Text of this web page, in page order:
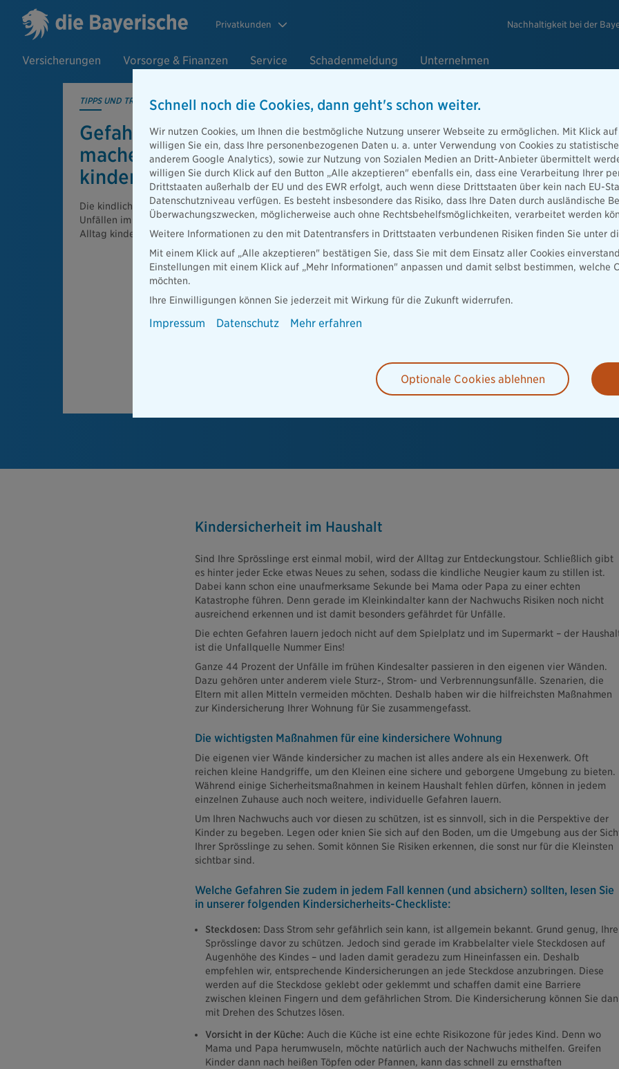
Privatkunden Nachhaltigkeit bei der
Versicherungen Vorsorge & Finanzen Service Schadenmeldung Unternehmen
TIPPS UND TRICKS
Gefahr für die Kleinen: So
machen Sie Ihren Haushalt
kindersicher.
Die kindliche Neugier führt oft zu gefährlichen Situationen und
Unfällen im eigenen Haushalt. Hier erfahren Sie, wie Sie Ihren
Alltag kindersicher gestalten.
Kindersicherheit im Haushalt
Sind Ihre Sprösslinge erst einmal mobil, wird der Alltag zur Entdeckungstour. Schließlich gibt
es hinter jeder Ecke etwas Neues zu sehen, sodass die kindliche Neugier kaum zu stillen ist.
Dabei kann schon eine unaufmerksame Sekunde bei Mama oder Papa zu einer echten
Katastrophe führen. Denn gerade im Kleinkindalter kann der Nachwuchs Risiken noch nicht
ausreichend erkennen und ist damit besonders gefährdet für Unfälle.
Die echten Gefahren lauern jedoch nicht auf dem Spielplatz und im Supermarkt – der
ist die Unfallquelle Nummer Eins!
Ganze 44 Prozent der Unfälle im frühen Kindesalter passieren in den eigenen vier Wänden.
Dazu gehören unter anderem viele Sturz-, Strom- und Verbrennungsunfälle. Szenarien, die
Eltern mit allen Mitteln vermeiden möchten. Deshalb haben wir die hilfreichsten Maßnahmen
zur Kindersicherung Ihrer Wohnung für Sie zusammengefasst.
Die wichtigsten Maßnahmen für eine kindersichere Wohnung
Die eigenen vier Wände kindersicher zu machen ist alles andere als ein Hexenwerk. Oft
reichen kleine Handgriffe, um den Kleinen eine sichere und geborgene Umgebung zu bieten.
Während einige Sicherheitsmaßnahmen in keinem Haushalt fehlen dürfen, können in jedem
einzelnen Zuhause auch noch weitere, individuelle Gefahren lauern.
Um Ihren Nachwuchs auch vor diesen zu schützen, ist es sinnvoll, sich in die Perspektive der
Kinder zu begeben. Legen oder knien Sie sich auf den Boden, um die Umgebung aus der
Ihrer Sprösslinge zu sehen. Somit können Sie Risiken erkennen, die sonst nur für die Kleinsten
sichtbar sind.
Welche Gefahren Sie zudem in jedem Fall kennen (und absichern) sollten, lesen Sie
in unserer folgenden Kindersicherheits-Checkliste:
Steckdosen: Dass Strom sehr gefährlich sein kann, ist allgemein bekannt. Grund genug, Ihre
Sprösslinge davor zu schützen. Jedoch sind gerade im Krabbelalter viele Steckdosen auf
Augenhöhe des Kindes – und laden damit geradezu zum Hineinfassen ein. Deshalb
empfehlen wir, entsprechende Kindersicherungen an jede Steckdose anzubringen. Diese
werden auf die Steckdose geklebt oder geklemmt und schaffen damit eine Barriere
zwischen kleinen Fingern und dem gefährlichen Strom. Die Kindersicherung können Sie
mit Drehen des Schutzes lösen.
Vorsicht in der Küche: Auch die Küche ist eine echte Risikozone für jedes Kind. Denn wo
Mama und Papa herumwuseln, möchte natürlich auch der Nachwuchs mithelfen. Greifen
Kinder dann nach heißen Töpfen oder Pfannen, kann das schnell zu ernsthaften
Schnell noch die Cookies, dann geht's schon weiter.
Wir nutzen Cookies, um Ihnen die bestmögliche Nutzung unserer Webseite zu ermöglichen. Mit Klick
willigen Sie ein, dass Ihre personenbezogenen Daten u. a. unter Verwendung von Cookies zu
anderem Google Analytics), sowie zur Nutzung von Sozialen Medien an Dritt-Anbieter übermittelt
willigen Sie durch Klick auf den Button „Alle akzeptieren" ebenfalls ein, dass eine Verarbeitung Ihrer
Drittstaaten außerhalb der EU und des EWR erfolgt, auch wenn diese Drittstaaten über kein nach EU-
Datenschutzniveau verfügen. Es besteht insbesondere das Risiko, dass Ihre Daten durch ausländische
Überwachungszwecken, möglicherweise auch ohne Rechtsbehelfsmöglichkeiten, verarbeitet werden
Weitere Informationen zu den mit Datentransfers in Drittstaaten verbundenen Risiken finden Sie unter
Mit einem Klick auf „Alle akzeptieren" bestätigen Sie, dass Sie mit dem Einsatz aller Cookies
Einstellungen mit einem Klick auf „Mehr Informationen" anpassen und damit selbst bestimmen, welche
möchten.
Ihre Einwilligungen können Sie jederzeit mit Wirkung für die Zukunft widerrufen.
Impressum Datenschutz Mehr erfahren
Optionale Cookies ablehnen